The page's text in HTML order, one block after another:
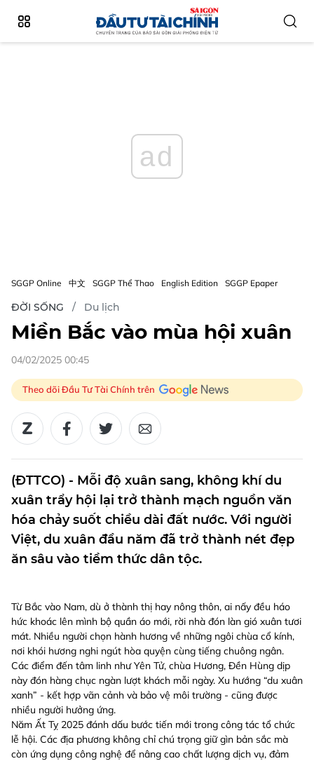
ad
SGGP Online 中文 SGGP Thể Thao English Edition SGGP Epaper
ĐỜI SỐNG Du lịch
Miền Bắc vào mùa hội xuân
04/02/2025 00:45
Theo dõi Đầu Tư Tài Chính trên
(ĐTTCO) - Mỗi độ xuân sang, không khí du
xuân trẩy hội lại trở thành mạch nguồn văn
hóa chảy suốt chiều dài đất nước. Với người
Việt, du xuân đầu năm đã trở thành nét đẹp
ăn sâu vào tiềm thức dân tộc.
Từ Bắc vào Nam, dù ở thành thị hay nông thôn, ai nấy đều háo
hức khoác lên mình bộ quần áo mới, rời nhà đón làn gió xuân tươi
mát. Nhiều người chọn hành hương về những ngôi chùa cổ kính,
nơi khói hương nghi ngút hòa quyện cùng tiếng chuông ngân.
Các điểm đến tâm linh như Yên Tử, chùa Hương, Đền Hùng dịp
này đón hàng chục ngàn lượt khách mỗi ngày. Xu hướng “du xuân
xanh” - kết hợp vãn cảnh và bảo vệ môi trường - cũng được
nhiều người hưởng ứng.
Năm Ất Tỵ 2025 đánh dấu bước tiến mới trong công tác tổ chức
lễ hội. Các địa phương không chỉ chú trọng giữ gìn bản sắc mà
còn ứng dụng công nghệ để nâng cao chất lượng dịch vụ, đảm